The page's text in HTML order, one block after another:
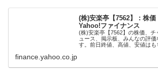
(株)安楽亭【7562】：株
Yahoo!ファイナンス
(株)安楽亭【7562】の株価、チ
ュース、掲示板、みんなの評
す。前日終値、高値、安値はも
載しています。
finance.yahoo.co.jp